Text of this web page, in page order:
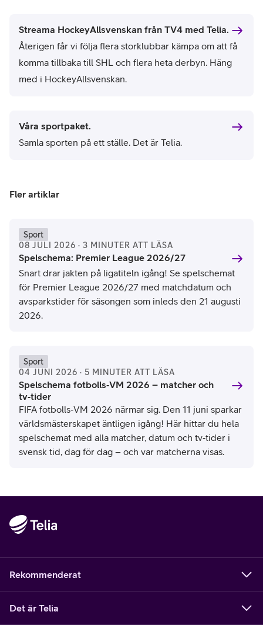
Streama HockeyAllsvenskan från TV4 med Telia.
Återigen får vi följa flera storklubbar kämpa om att få
komma tillbaka till SHL och flera heta derbyn. Häng
med i HockeyAllsvenskan.
Våra sportpaket.
Samla sporten på ett ställe. Det är Telia.
Fler artiklar
Sport
08 JULI 2026 · 3 MINUTER ATT LÄSA
Spelschema: Premier League 2026/27
Snart drar jakten på ligatiteln igång! Se spelschemat
för Premier League 2026/27 med matchdatum och
avsparkstider för säsongen som inleds den 21 augusti
2026.
Sport
04 JUNI 2026 · 5 MINUTER ATT LÄSA
Spelschema fotbolls‑VM 2026 – matcher och
tv‑tider
FIFA fotbolls‑VM 2026 närmar sig. Den 11 juni sparkar
världsmästerskapet äntligen igång! Här hittar du hela
spelschemat med alla matcher, datum och tv‑tider i
svensk tid, dag för dag – och var matcherna visas.
Rekommenderat
Det är Telia